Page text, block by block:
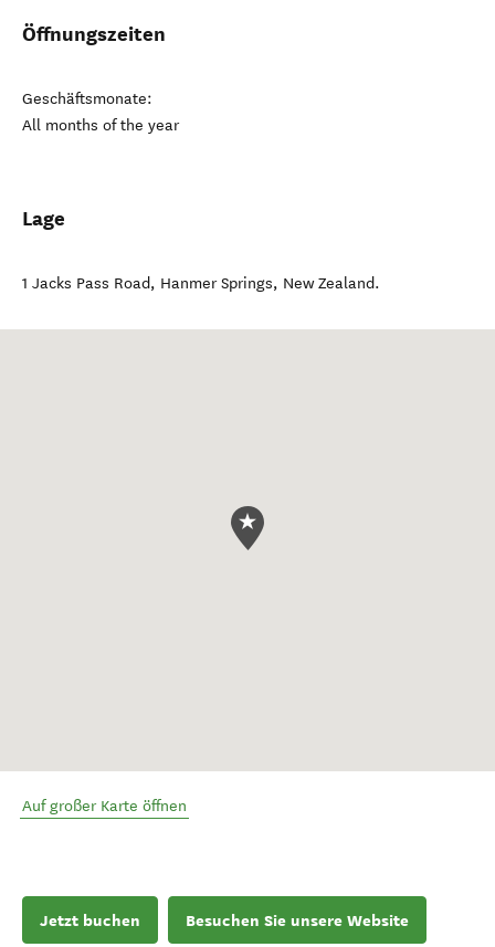
Öffnungszeiten
Geschäftsmonate:
All months of the year
Lage
1 Jacks Pass Road, Hanmer Springs, New Zealand.
Auf großer Karte öffnen
Jetzt buchen Besuchen Sie unsere Website